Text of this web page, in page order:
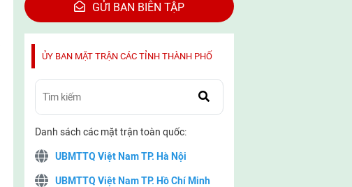
GỬI BAN BIÊN TẬP
ỦY BAN MẶT TRẬN CÁC TỈNH THÀNH PHỐ
Danh sách các mặt trận toàn quốc:
UBMTTQ Việt Nam TP. Hà Nội
UBMTTQ Việt Nam TP. Hồ Chí Minh